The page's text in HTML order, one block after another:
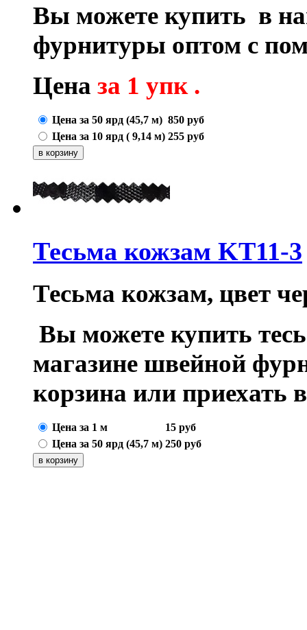
Вы можете купить в
фурнитуры оптом с
Цена за 1 упк .
Цена за 50 ярд (45,7 м) 850 руб
Цена за 10 ярд ( 9,14 м) 255 руб
Тесьма кожзам KT11-3
Тесьма кожзам, цвет
Вы можете купить
магазине швейной
корзина или
Цена за 1 м 15 руб
Цена за 50 ярд (45,7 м) 250 руб